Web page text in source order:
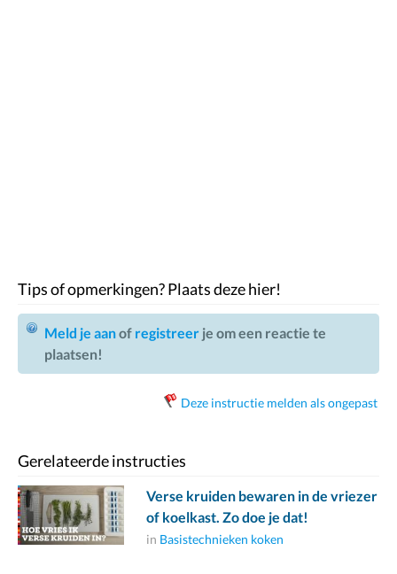
Tips of opmerkingen? Plaats deze hier!
Meld je aanof registreer je om een reactie te
plaatsen!
Deze instructie melden als ongepast
Gerelateerde instructies
Verse kruiden bewaren in de vriezer
of koelkast. Zo doe je dat!
in Basistechnieken koken